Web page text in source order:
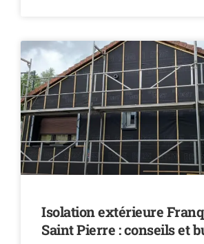
Isolation extérieure
Saint Pierre : conseils et